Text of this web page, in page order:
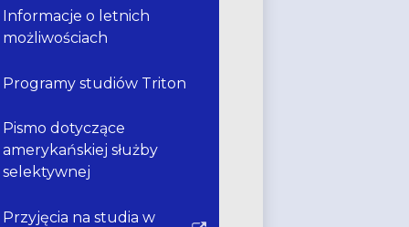
Informacje o letnich
możliwościach
Programy studiów Triton
Pismo dotyczące
amerykańskiej służby
selektywnej
Przyjęcia na studia w